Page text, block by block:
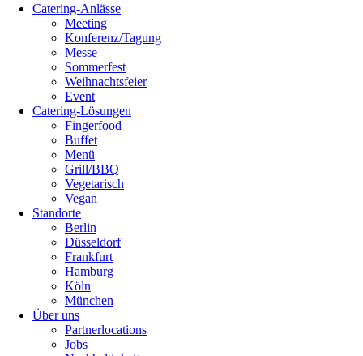
Catering-Anlässe
Meeting
Konferenz/Tagung
Messe
Sommerfest
Weihnachtsfeier
Event
Catering-Lösungen
Fingerfood
Buffet
Menü
Grill/BBQ
Vegetarisch
Vegan
Standorte
Berlin
Düsseldorf
Frankfurt
Hamburg
Köln
München
Über uns
Partnerlocations
Jobs